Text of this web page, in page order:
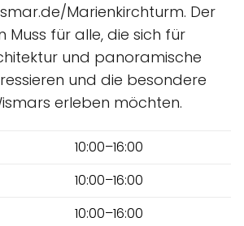
Marienkirchturm. Der
Muss für alle, die sich für
und panoramische
und die besondere
erleben möchten.
10:00–16:00
10:00–16:00
10:00–16:00